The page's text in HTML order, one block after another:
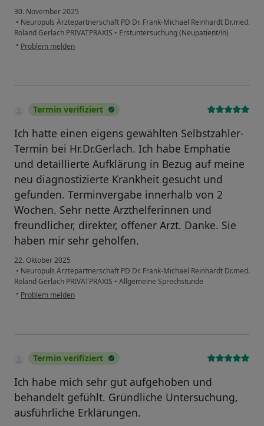
30. November 2025
• Neuropuls Ärztepartnerschaft PD Dr. Frank-Michael Reinhardt Dr.med.
Roland Gerlach PRIVATPRAXIS • Erstuntersuchung (Neupatient/in)
• Problem melden
Termin verifiziert
Ich hatte einen eigens gewählten Selbstzahler-
Termin bei Hr.Dr.Gerlach. Ich habe Emphatie
und detaillierte Aufklärung in Bezug auf meine
neu diagnostizierte Krankheit gesucht und
gefunden. Terminvergabe innerhalb von 2
Wochen. Sehr nette Arzthelferinnen und
freundlicher, direkter, offener Arzt. Danke. Sie
haben mir sehr geholfen.
22. Oktober 2025
• Neuropuls Ärztepartnerschaft PD Dr. Frank-Michael Reinhardt Dr.med.
Roland Gerlach PRIVATPRAXIS • Allgemeine Sprechstunde
• Problem melden
Termin verifiziert
Ich habe mich sehr gut aufgehoben und
behandelt gefühlt. Gründliche Untersuchung,
ausführliche Erklärungen.